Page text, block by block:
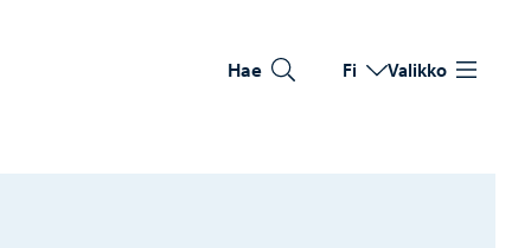
Hae Vaihda kieltä
Nykyinen kieli: Suomi
Fi Valikko